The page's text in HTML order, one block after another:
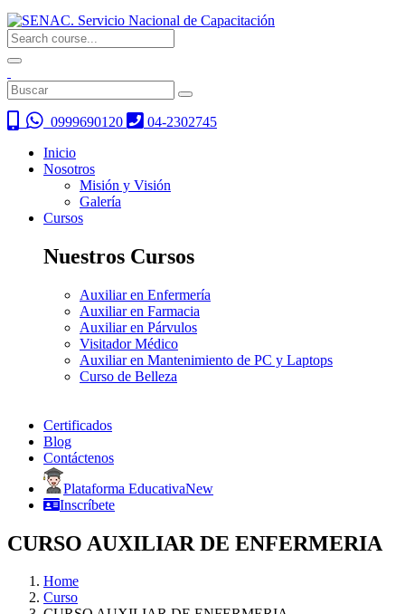
0999690120
04-2302745
Inicio
Nosotros
Misión y Visión
Galería
Cursos
Nuestros Cursos
Auxiliar en Enfermería
Auxiliar en Farmacia
Auxiliar en Párvulos
Visitador Médico
Auxiliar en Mantenimiento de PC y Laptops
Curso de Belleza
Certificados
Blog
Contáctenos
Plataforma EducativaNew
Inscríbete
CURSO AUXILIAR DE ENFERMERIA
Home
Curso